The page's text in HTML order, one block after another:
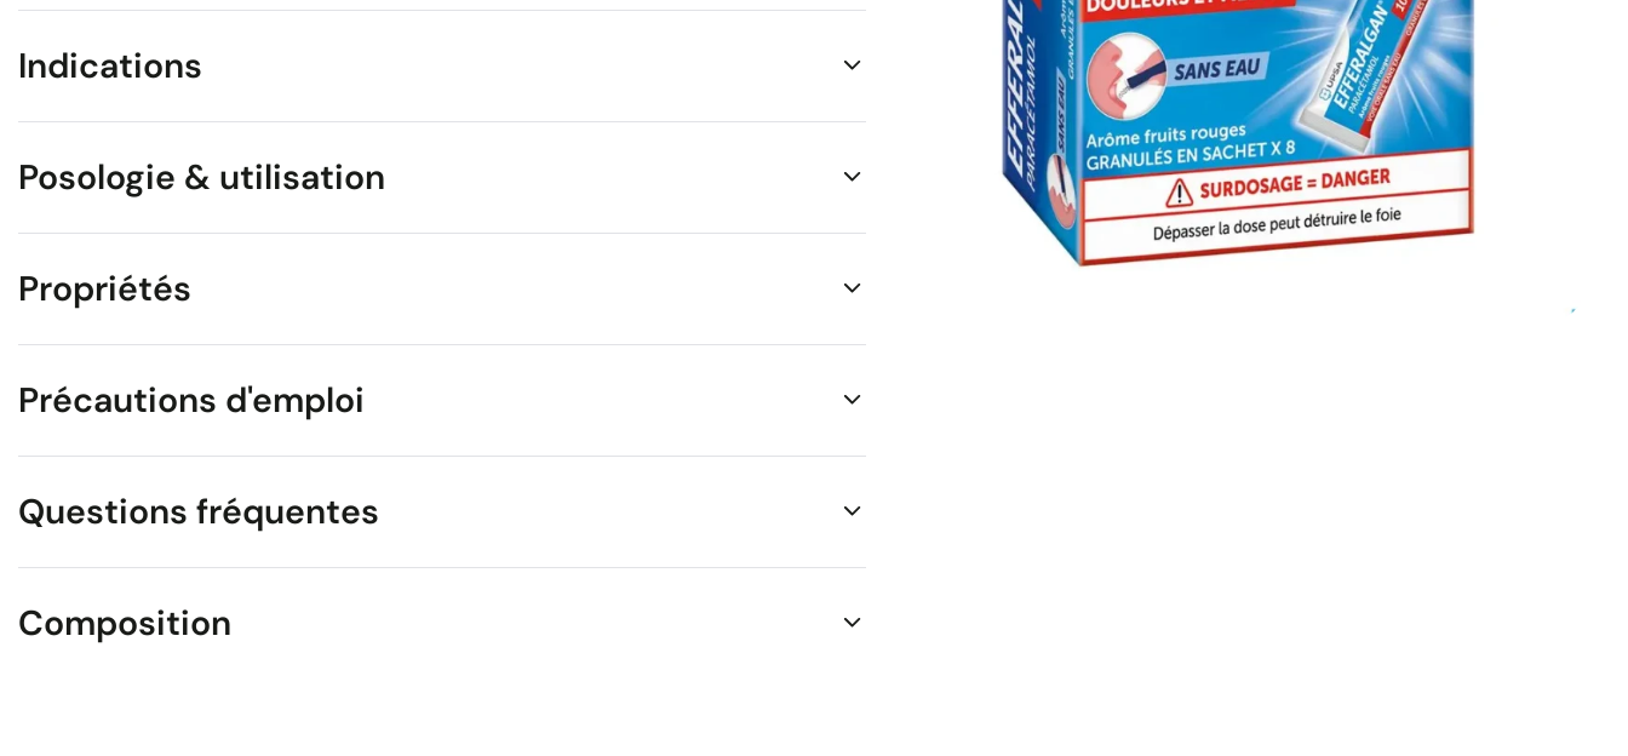
Indications
Posologie & utilisation
Propriétés
Précautions d'emploi
Questions fréquentes
Composition